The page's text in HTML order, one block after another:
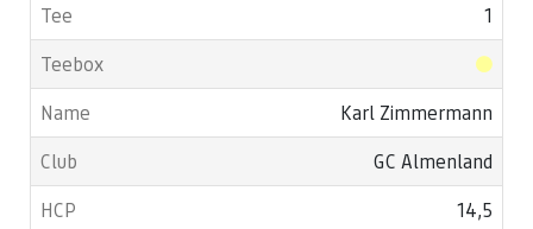
1
Karl Zimmermann
GC Almenland
14,5